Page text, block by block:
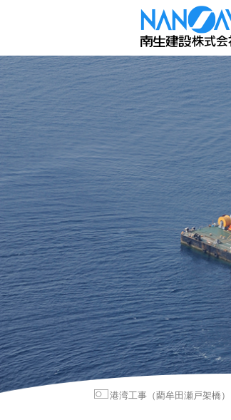
港湾工事（藺牟田瀬戸架橋）